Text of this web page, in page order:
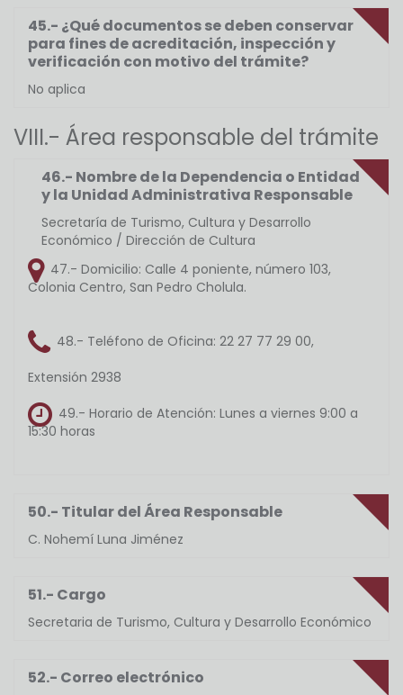
45.- ¿Qué documentos se deben conservar
para fines de acreditación, inspección y
verificación con motivo del trámite?
No aplica
VIII.- Área responsable del trámite
46.- Nombre de la Dependencia o Entidad
y la Unidad Administrativa Responsable
Secretaría de Turismo, Cultura y Desarrollo
Económico / Dirección de Cultura
47.- Domicilio: Calle 4 poniente, número 103,
Colonia Centro, San Pedro Cholula.
48.- Teléfono de Oficina: 22 27 77 29 00,
Extensión 2938
49.- Horario de Atención: Lunes a viernes 9:00 a
15:30 horas
50.- Titular del Área Responsable
C. Nohemí Luna Jiménez
51.- Cargo
Secretaria de Turismo, Cultura y Desarrollo Económico
52.- Correo electrónico